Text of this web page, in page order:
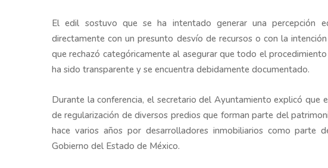
El edil sostuvo que se ha intentado generar una percepción
directamente con un presunto desvío de recursos o con la
que rechazó categóricamente al asegurar que todo el
ha sido transparente y se encuentra debidamente documentado.
Durante la conferencia, el secretario del Ayuntamiento explicó que
de regularización de diversos predios que forman parte del
hace varios años por desarrolladores inmobiliarios como parte
Gobierno del Estado de México.